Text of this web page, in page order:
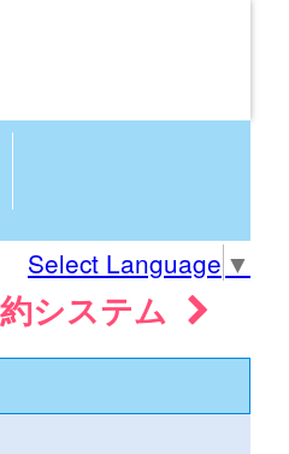
Select Language ▼
システム